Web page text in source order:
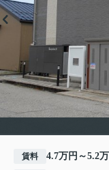
賃料 4.7万円～5.2